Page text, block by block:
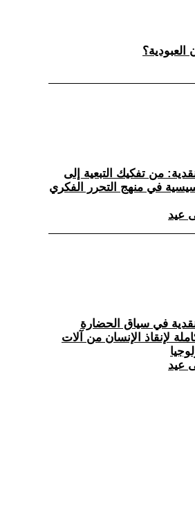
من تفكيك التبعية إلى
في منهج التحرر الفكري
عيد
في سياق الحضارة
لإنقاذ الإنسان من آلات
عيد